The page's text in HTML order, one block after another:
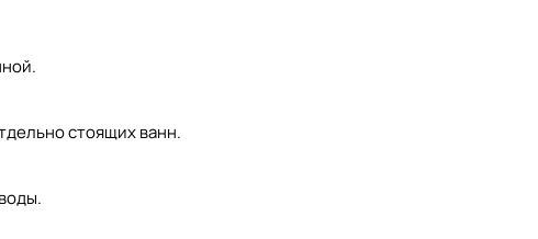
стоящих ванн.